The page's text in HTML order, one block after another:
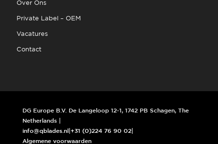
Over Ons
Private Label – OEM
Vacatures
Contact
DG Europe B.V. De Langeloop 12-1, 1742 PB Schagen, The
Netherlands |
info@qblades.nl
|+31 (0)224 76 90 02
Algemene voorwaarden